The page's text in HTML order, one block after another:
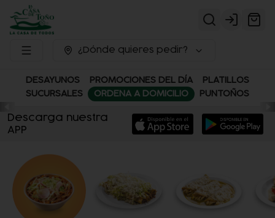
Login
¿Dónde quieres pedir?
DESAYUNOS PROMOCIONES DEL DÍA
PLATILLOS
SUCURSALES
ORDENA A DOMICILIO PUNTOÑOS
Descarga nuestra
APP